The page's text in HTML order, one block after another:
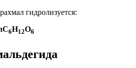
гидролизуется:
6H12O6